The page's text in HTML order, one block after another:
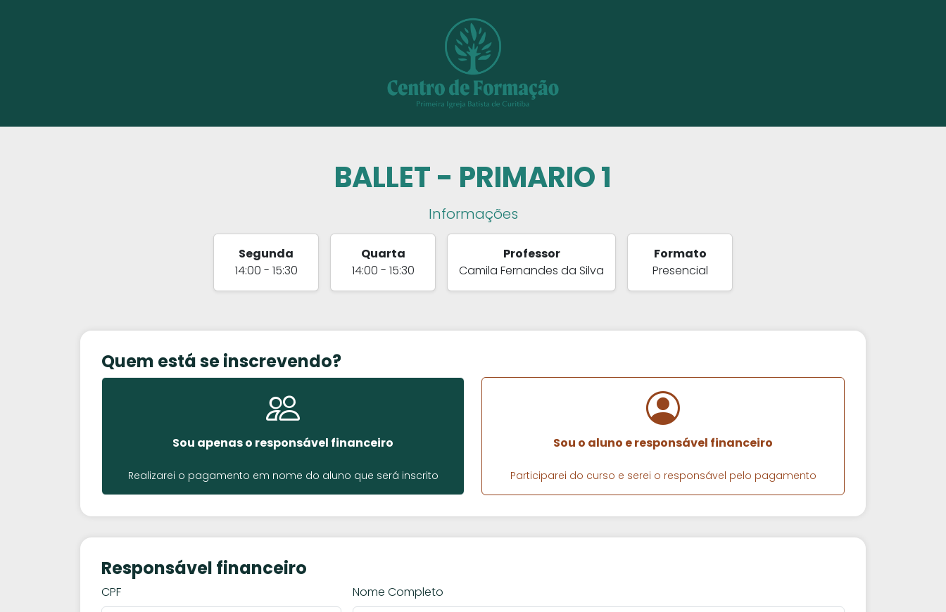
BALLET - PRIMARIO 1
Informações
Segunda
14:00 - 15:30
Quarta
14:00 - 15:30
Professor
Camila Fernandes da Silva
Formato
Presencial
Quem está se inscrevendo?
Sou apenas o responsável financeiro
Realizarei o pagamento em nome do aluno que será inscrito
Sou o aluno e responsável financeiro
Participarei do curso e serei o responsável pelo pagamento
Responsável financeiro
CPF Nome Completo